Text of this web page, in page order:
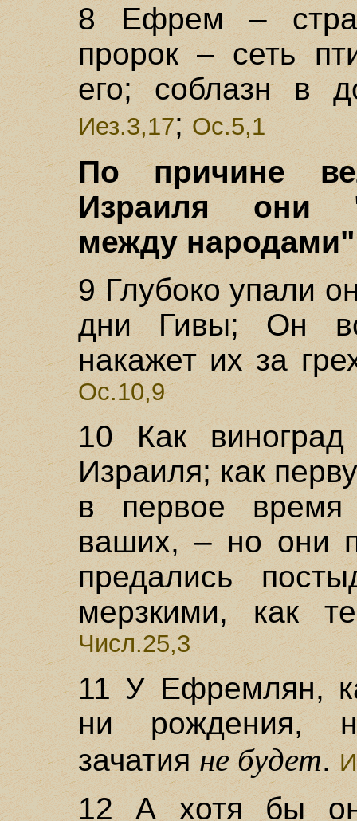
8 Ефрем –
пророк – сеть
его; соблазн в
Иез.3,17; Ос.5,1
По причине
Израиля они
между народами"
9 Глубоко упали
дни Гивы; Он
накажет их за
Ос.10,9
10 Как
Израиля; как
в первое
ваших, – но они
предались
мерзкими, как
Числ.25,3
11 У Ефремлян,
ни рождения,
зачатияне будет.
12 А хотя бы